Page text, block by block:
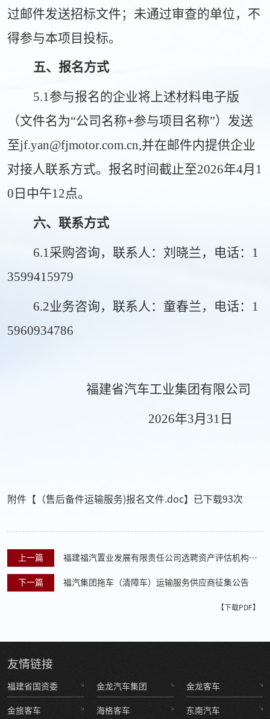
过邮件发送招标文件；未通过审查的单位，不
得参与本项目投标。
五、 报名方式
5.1参与报名的企业将上述材料电子版
（文件名为“公司名称+参与项目名称”）发送
至jf.yan@fjmotor.com.cn,并在邮件内提供企业
对接人联系方式。 报名时间截止至2026年4月 1
0 日中午12点。
六、联系方式
6.1采购咨询，联系人：刘晓兰，电话：1
3599415979
6.2业务咨询，联系人：童春兰，电话：1
5960934786
福建省汽车工业集团有限公司
2026年3月 31 日
附件【 （售后备件运输服务)报名文件.doc】已下载93次
上一篇 福建福汽置业发展有限责任公司选聘资产评估机构公
告
下一篇
福汽集团拖车（清障车）运输服务供应商征集公告
【下载PDF】
友情链接
福建省国资委 金龙汽车集团 金龙客车
金旅客车 海格客车 东南汽车